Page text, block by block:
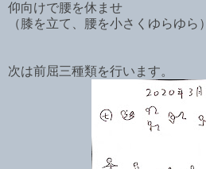
仰向けで腰を休ませ
（膝を立て、腰を小さくゆらゆら）
次は前屈三種類を行います。